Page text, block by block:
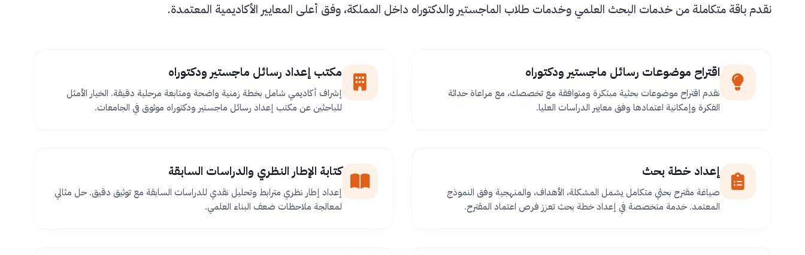
نقدم باقة متكاملة من خدمات البحث العلمي وخدمات طلاب الماجستير والدكتوراه داخل المملكة، وفق أعلى المعايير الأكاديمية المعتمدة.
اقتراح موضوعات رسائل ماجستير ودكتوراه
نقدم اقتراح موضوعات بحثية مبتكرة ومتوافقة مع تخصصك، مع مراعاة حداثة
الفكرة وإمكانية اعتمادها وفق معايير الدراسات العليا.
مكتب إعداد رسائل ماجستير ودكتوراه
إشراف أكاديمي شامل بخطة زمنية واضحة ومتابعة مرحلية دقيقة. الخيار الأمثل
للباحثين عن مكتب إعداد رسائل ماجستير ودكتوراه موثوق في الجامعات.
إعداد خطة بحث
صياغة مقترح بحثي متكامل يشمل المشكلة، الأهداف، والمنهجية وفق النموذج
المعتمد. خدمة متخصصة في إعداد خطة بحث تعزز فرص اعتماد المقترح.
كتابة الإطار النظري والدراسات السابقة
إعداد إطار نظري مترابط وتحليل نقدي للدراسات السابقة مع توثيق دقيق. حل مثالي
لمعالجة ملاحظات ضعف البناء العلمي.